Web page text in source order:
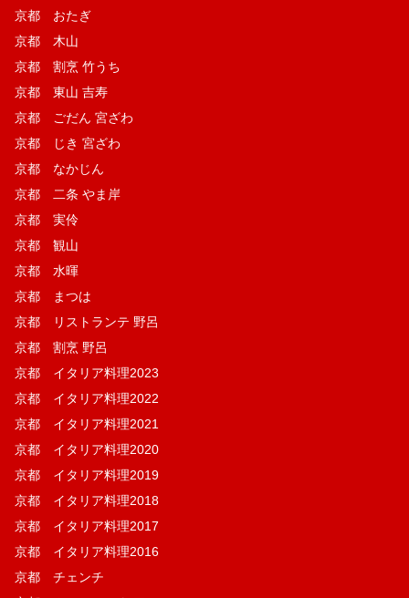
京都 おたぎ
京都 木山
京都 割烹 竹うち
京都 東山 吉寿
京都 ごだん 宮ざわ
京都 じき 宮ざわ
京都 なかじん
京都 二条 やま岸
京都 実伶
京都 観山
京都 水暉
京都 まつは
京都 リストランテ 野呂
京都 割烹 野呂
京都 イタリア料理2023
京都 イタリア料理2022
京都 イタリア料理2021
京都 イタリア料理2020
京都 イタリア料理2019
京都 イタリア料理2018
京都 イタリア料理2017
京都 イタリア料理2016
京都 チェンチ